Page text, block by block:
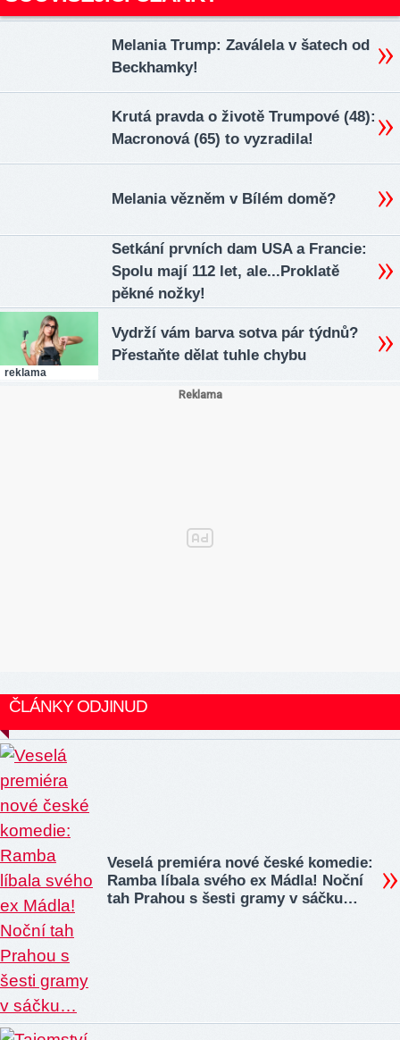
Melania Trump: Zaválela v šatech od
Beckhamky!
Krutá pravda o životě Trumpové (48):
Macronová (65) to vyzradila!
Melania vězněm v Bílém domě?
Setkání prvních dam USA a Francie:
Spolu mají 112 let, ale...Proklatě
pěkné nožky!
reklama
Vydrží vám barva sotva pár týdnů?
Přestaňte dělat tuhle chybu
ČLÁNKY ODJINUD
Veselá premiéra nové české komedie:
Ramba líbala svého ex Mádla! Noční
tah Prahou s šesti gramy v sáčku…